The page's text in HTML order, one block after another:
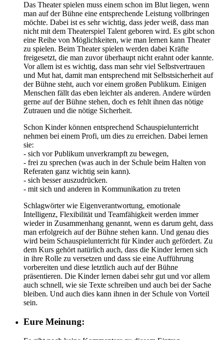
Das Theater spielen muss einem schon im Blut liegen, wenn
man auf der Bühne eine entsprechende Leistung vollbringen
möchte. Dabei ist es sehr wichtig, dass jeder weiß, dass man
nicht mit dem Theaterspiel Talent geboren wird. Es gibt schon
eine Reihe von Möglichkeiten, wie man lernen kann Theater
zu spielen. Beim Theater spielen werden dabei Kräfte
freigesetzt, die man zuvor überhaupt nicht erahnt oder kannte.
Vor allem ist es wichtig, dass man sehr viel Selbstvertrauen
und Mut hat, damit man entsprechend mit Selbstsicherheit auf
der Bühne steht, auch vor einem großen Publikum. Einigen
Menschen fällt das eben leichter als anderen. Andere würden
gerne auf der Bühne stehen, doch es fehlt ihnen das nötige
Zutrauen und die nötige Sicherheit.
Schon Kinder können entsprechend Schauspielunterricht
nehmen bei einem Profi, um dies zu erreichen. Dabei lernen
sie:
- sich vor Publikum unverkrampft zu bewegen,
- frei zu sprechen (was auch in der Schule beim Halten von
Referaten ganz wichtig sein kann).
- sich besser auszudrücken.
- mit sich und anderen in Kommunikation zu treten
Schlagwörter wie Eigenverantwortung, emotionale
Intelligenz, Flexibilität und Teamfähigkeit werden immer
wieder in Zusammenhang genannt, wenn es darum geht, dass
man erfolgreich auf der Bühne stehen kann. Und genau dies
wird beim Schauspielunterricht für Kinder auch gefördert. Zu
dem Kurs gehört natürlich auch, dass die Kinder lernen sich
in ihre Rolle zu versetzen und dass sie eine Aufführung
vorbereiten und diese letztlich auch auf der Bühne
präsentieren. Die Kinder lernen dabei sehr gut und vor allem
auch schnell, wie sie Texte schreiben und auch bei der Sache
bleiben. Und auch dies kann ihnen in der Schule von Vorteil
sein.
Eure Meinung: